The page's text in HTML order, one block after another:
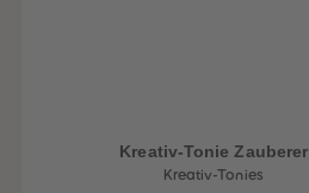
Kreativ-Tonie Zauberer
Kreativ-Tonies